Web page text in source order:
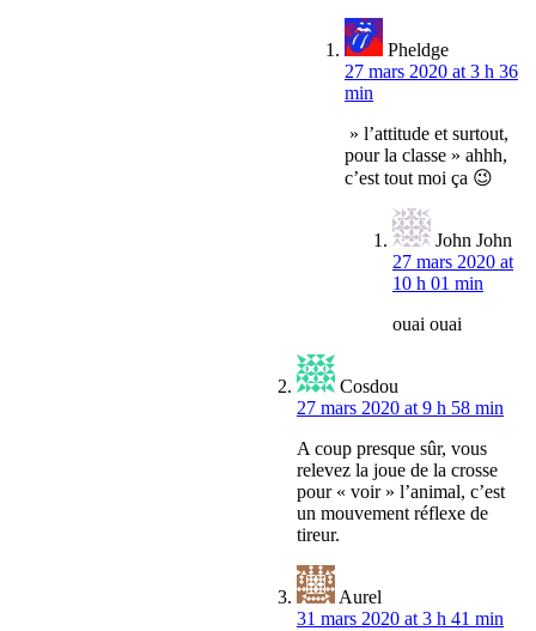
Pheldge
27 mars 2020 at 3 h 36
min
» l’attitude et surtout,
pour la classe » ahhh,
c’est tout moi ça 😉
John John
27 mars 2020 at
10 h 01 min
ouai ouai
Cosdou
27 mars 2020 at 9 h 58 min
A coup presque sûr, vous
relevez la joue de la crosse
pour « voir » l’animal, c’est
un mouvement réflexe de
tireur.
Aurel
31 mars 2020 at 3 h 41 min